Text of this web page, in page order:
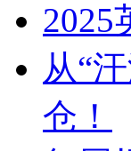
2025
从“
仓！